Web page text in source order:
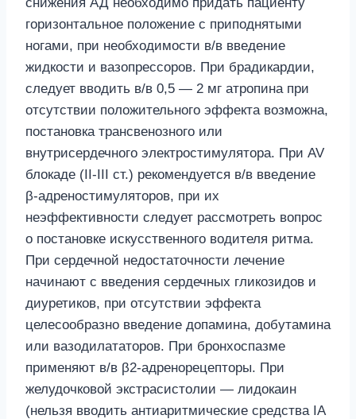
горизонтальное положение с приподнятыми
ногами, при необходимости в/в введение
жидкости и вазопрессоров. При брадикардии,
следует вводить в/в 0,5 — 2 мг атропина при
отсутствии положительного эффекта возможна,
постановка трансвенозного или
внутрисердечного электростимулятора. При AV
блокаде (II-III ст.) рекомендуется в/в введение
β-адреностимуляторов, при их
неэффективности следует рассмотреть вопрос
о постановке искусственного водителя ритма.
При сердечной недостаточности лечение
начинают с введения сердечных гликозидов и
диуретиков, при отсутствии эффекта
целесообразно введение допамина, добутамина
или вазодилататоров. При бронхоспазме
применяют в/в β2-адренорецепторы. При
желудочковой экстрасистолии — лидокаин
(нельзя вводить антиаритмические средства IA